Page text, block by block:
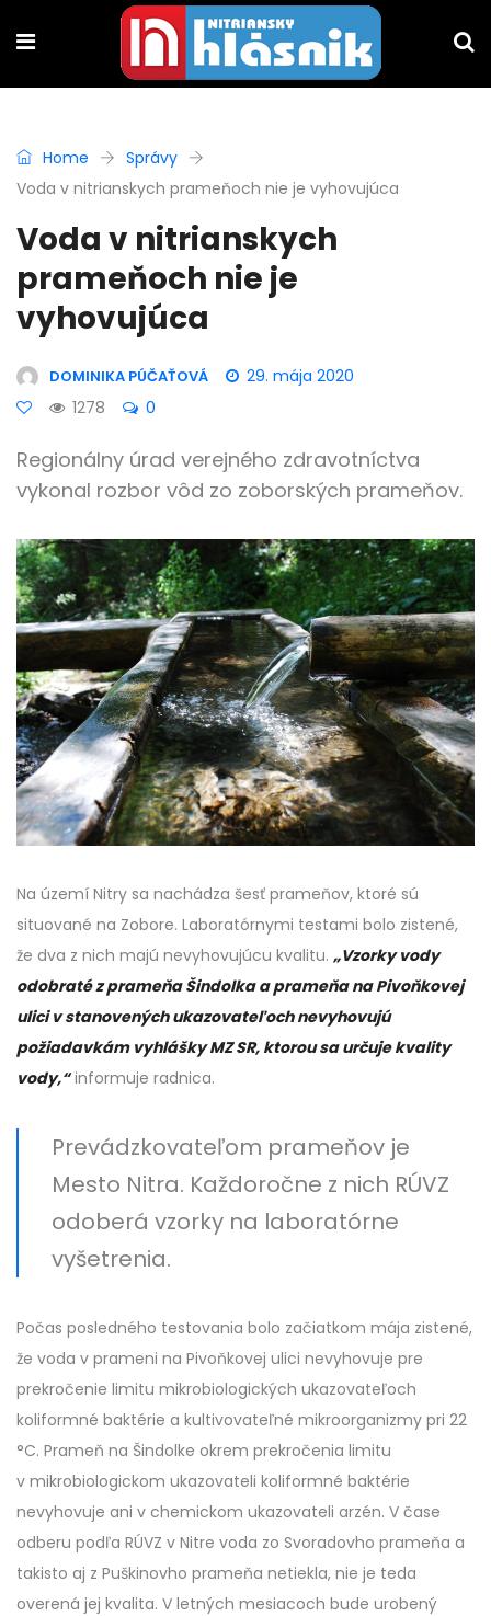
Home
Správy
Voda v nitrianskych prameňoch nie je vyhovujúca
Voda v nitrianskych
prameňoch nie je
vyhovujúca
DOMINIKA PÚČAŤOVÁ
29. mája 2020
1278
0
Regionálny úrad verejného zdravotníctva
vykonal rozbor vôd zo zoborských prameňov.
Na území Nitry sa nachádza šesť prameňov, ktoré sú
situované na Zobore. Laboratórnymi testami bolo zistené,
že dva z nich majú nevyhovujúcu kvalitu. „Vzorky vody
odobraté z prameňa Šindolka a prameňa na Pivoňkovej
ulici v stanovených ukazovateľoch nevyhovujú
požiadavkám vyhlášky MZ SR, ktorou sa určuje kvality
vody,“informuje radnica.
Prevádzkovateľom prameňov je
Mesto Nitra. Každoročne z nich RÚVZ
odoberá vzorky na laboratórne
vyšetrenia.
Počas posledného testovania bolo začiatkom mája zistené,
že voda v prameni na Pivoňkovej ulici nevyhovuje pre
prekročenie limitu mikrobiologických ukazovateľoch
koliformné baktérie a kultivovateľné mikroorganizmy pri 22
°C. Prameň na Šindolke okrem prekročenia limitu
v mikrobiologickom ukazovateli koliformné baktérie
nevyhovuje ani v chemickom ukazovateli arzén. V čase
odberu podľa RÚVZ v Nitre voda zo Svoradovho prameňa a
takisto aj z Puškinovho prameňa netiekla, nie je teda
overená jej kvalita. V letných mesiacoch bude urobený